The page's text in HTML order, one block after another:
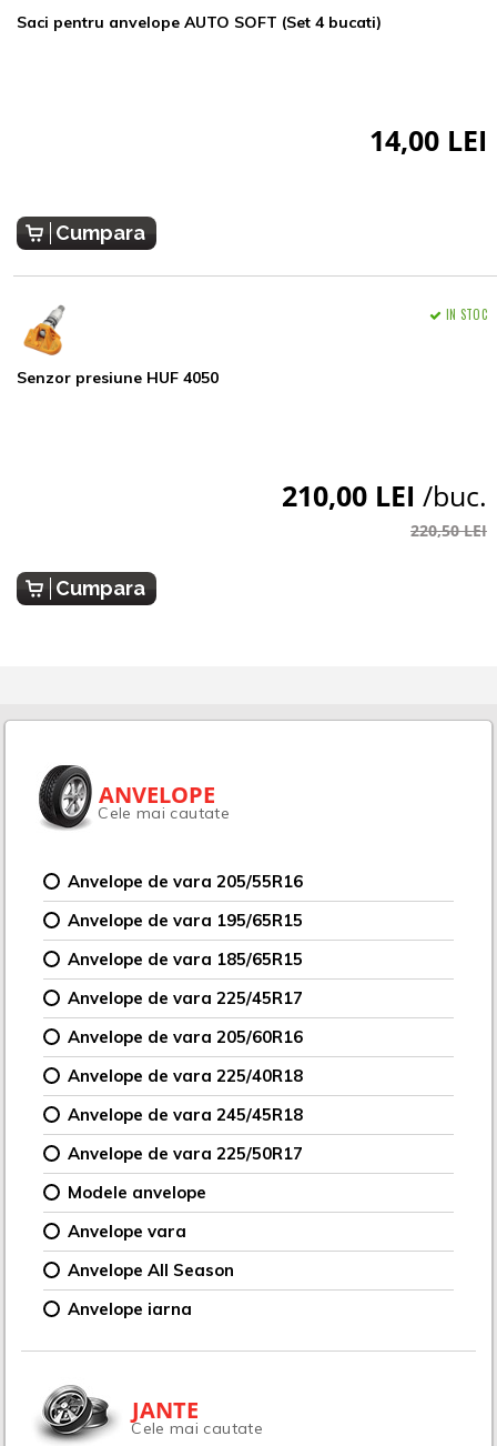
Saci pentru anvelope AUTO SOFT (Set 4 bucati)
14,00 LEI
Cumpara
Senzor presiune HUF 4050
IN STOC
210,00 LEI /buc.
220,50 LEI
Cumpara
ANVELOPE
Cele mai cautate
Anvelope de vara 205/55R16
Anvelope de vara 195/65R15
Anvelope de vara 185/65R15
Anvelope de vara 225/45R17
Anvelope de vara 205/60R16
Anvelope de vara 225/40R18
Anvelope de vara 245/45R18
Anvelope de vara 225/50R17
Modele anvelope
Anvelope vara
Anvelope All Season
Anvelope iarna
JANTE
Cele mai cautate